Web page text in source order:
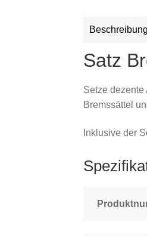
Beschreibung
Satz
Setze
Bremssättel
Inklusive der